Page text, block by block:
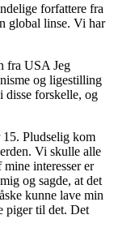
forfattere fra
global linse. Vi har
fra USA Jeg
og ligestilling
disse forskelle, og
15. Pludselig kom
Vi skulle alle
interesser er
og sagde, at det
kunne lave min
piger til det. Det